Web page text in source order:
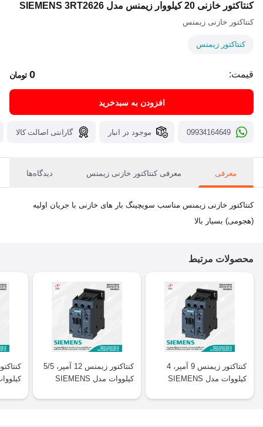
کنتاکتور خازنی 20 کیلووار زیمنس مدل SIEMENS 3RT2626
کنتاکتور خازنی زیمنس
کنتاکتور زیمنس
قیمت: 0 تومان
افزودن به سبدخرید
09934164649 موجود در انبار گارانتی اصالت کالا
معرفی معرفی کنتاکتور خازنی زیمنس دیدگاه‌ها
کنتاکتور خازنی زیمنس مناسب سویچینگ بار های خازنی با جریان اولیه
(هجومی) بسیار بالا
محصولات مرتبط
کنتاکتور زیمنس 9 آمپر، 4
کیلووات مدل SIEMENS
کنتاکتور زیمنس 12 آمپر، 5/5
کیلووات مدل SIEMENS